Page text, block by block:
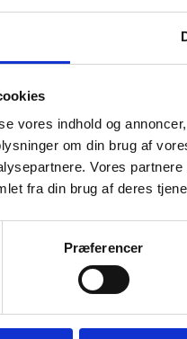
vores indhold og
om din brug af
Vores
fra din brug af deres
Præferencer
skal derfor have synlig
servicehund,